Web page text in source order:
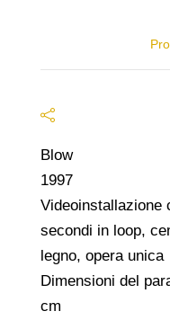
Blow
1997
Videoinstallazione
secondi in loop,
legno, opera unica
Dimensioni del
cm